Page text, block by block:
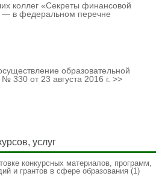
коллег «Секреты финансовой
— в федеральном перечне
образовательной
№ 330 от 23 августа 2016 г. >>
услуг
конкурсных материалов, программ,
и грантов в сфере образования (1)